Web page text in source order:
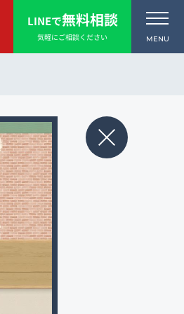
LINEで無料相談
気軽にご相談ください